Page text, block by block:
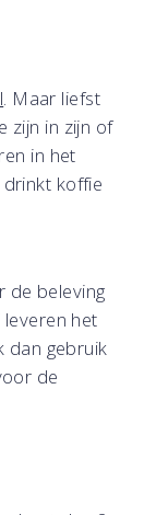
. Maar liefst
zijn in zijn of
in het
koffie
de beleving
het
dan gebruik
de